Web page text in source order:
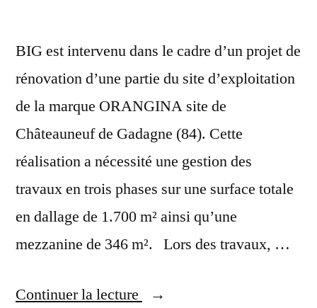
BIG est intervenu dans le cadre d’un projet de
rénovation d’une partie du site d’exploitation
de la marque ORANGINA site de
Châteauneuf de Gadagne (84). Cette
réalisation a nécessité une gestion des
travaux en trois phases sur une surface totale
en dallage de 1.700 m² ainsi qu’une
mezzanine de 346 m². Lors des travaux, …
Continuer la lecture